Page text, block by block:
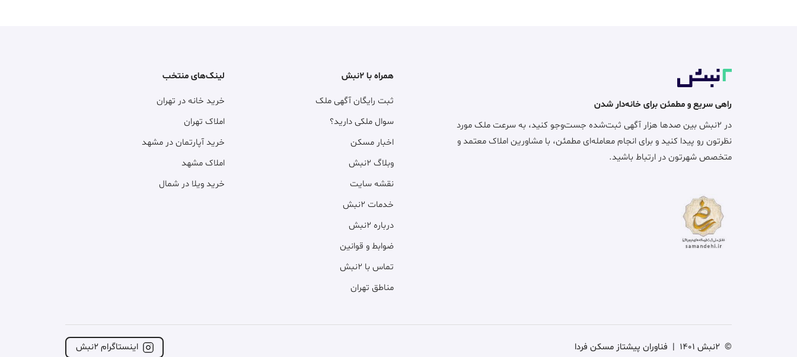
راهی سریع و مطمئن برای خانه‌دار شدن
در ۲نبش بین صدها هزار آگهی ثبت‌شده جست‌وجو کنید، به سرعت ملک مورد
نظرتون رو پیدا کنید و برای انجام معامله‌ای مطمئن، با مشاورین املاک معتمد و
متخصص شهرتون در ارتباط باشید.
همراه با ۲نبش
ثبت رایگان آگهی ملک
سوال ملکی دارید؟
اخبار مسکن
وبلاگ ۲نبش
نقشه سایت
خدمات ۲نبش
درباره ۲نبش
ضوابط و قوانین
تماس با ۲نبش
مناطق تهران
لینک‌های منتخب
خرید خانه در تهران
املاک تهران
خرید آپارتمان در مشهد
املاک مشهد
خرید ویلا در شمال
اینستاگرام ۲نبش © 2نبش 1401 | فناوران پیشتاز مسکن فردا